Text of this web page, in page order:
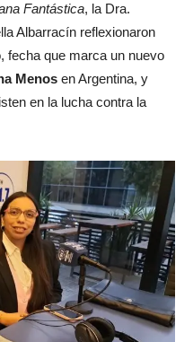
Fantástica, la Dra.
Albarracín reflexionaron
fecha que marca un nuevo
Menos en Argentina, y
en la lucha contra la